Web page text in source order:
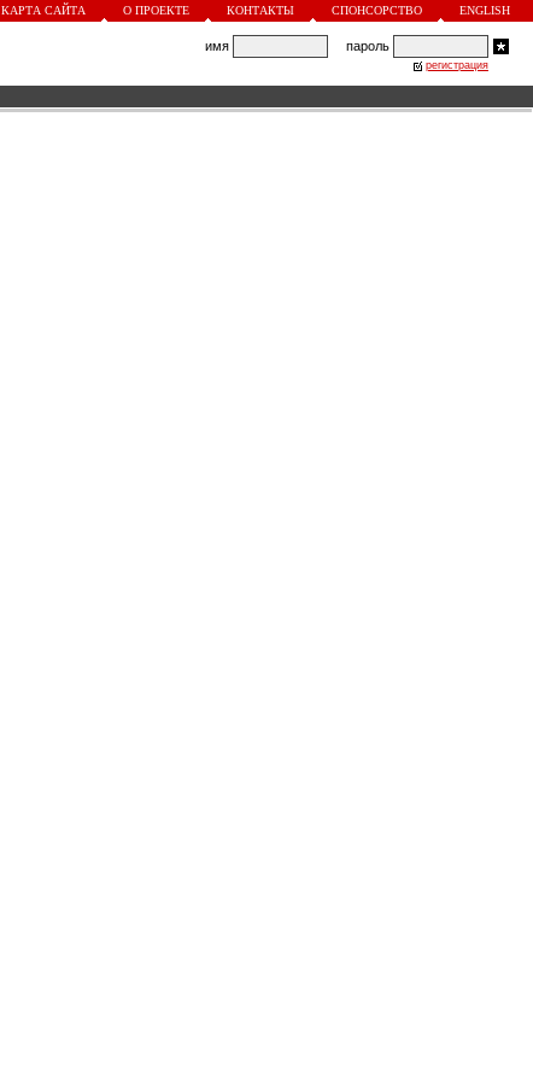
КАРТА САЙТА О ПРОЕКТЕ КОНТАКТЫ СПОНСОРСТВО ENGLISH
имя пароль
регистрация